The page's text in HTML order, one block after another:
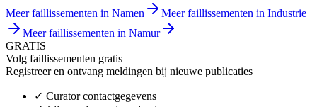
Meer faillissementen in Namen
Meer faillissementen in Industrie
Meer faillissementen in Namur
GRATIS
Volg faillissementen gratis
Registreer en ontvang meldingen bij nieuwe publicaties
✓ Curator contactgegevens